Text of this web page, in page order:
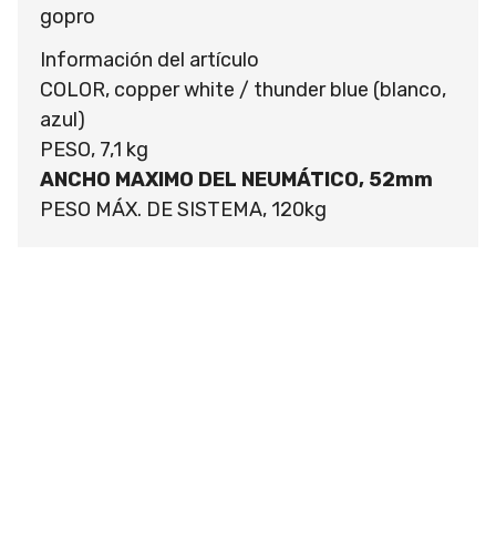
gopro
Información del artículo
COLOR, copper white / thunder blue (blanco,
azul)
PESO, 7,1 kg
ANCHO MAXIMO DEL NEUMÁTICO, 52mm
PESO MÁX. DE SISTEMA, 120kg